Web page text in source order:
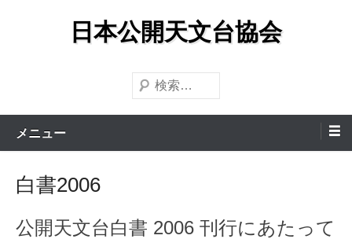
日本公開天文台協会
検
索
メニュー
白書2006
公開天文台白書 2006 刊行にあたって